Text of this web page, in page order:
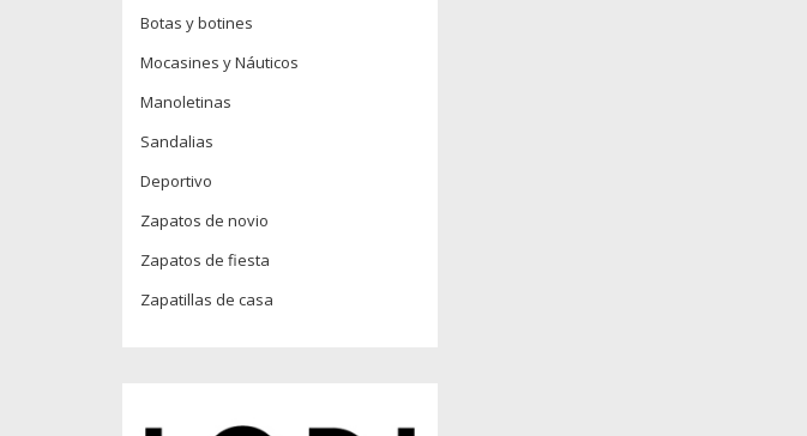
Botas y botines
Mocasines y Náuticos
Manoletinas
Sandalias
Deportivo
Zapatos de novio
Zapatos de fiesta
Zapatillas de casa